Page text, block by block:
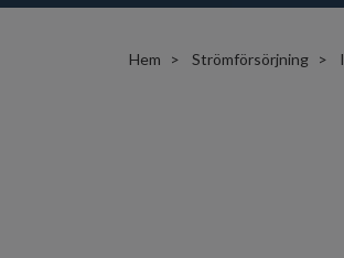
Hem Strömförsörjning